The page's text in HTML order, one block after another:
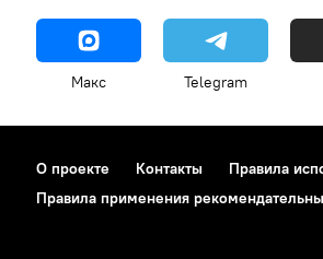
Макс Telegram
О проекте Контакты Правила
Правила применения